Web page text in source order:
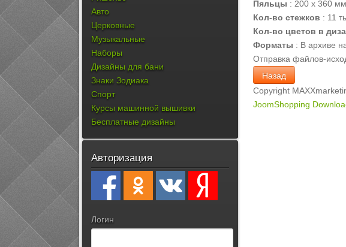
Пяльцы : 200 х 360 мм
Кол-во стежков : 11
Кол-во цветов в
Форматы : В архиве
Отправка файлов-
Copyright
JoomShopping
Авто
Церковные
Музыкальные
Наборы
Дизайны для бани
Знаки Зодиака
Спорт
Курсы машинной вышивки
Бесплатные дизайны
Авторизация
Логин